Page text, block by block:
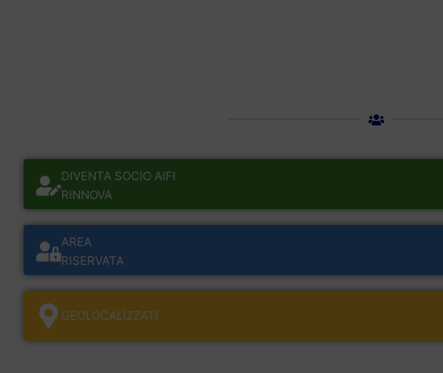
DIVENTA SOCIO AIFI
RINNOVA
AREA
RISERVATA
GEOLOCALÌZZATI